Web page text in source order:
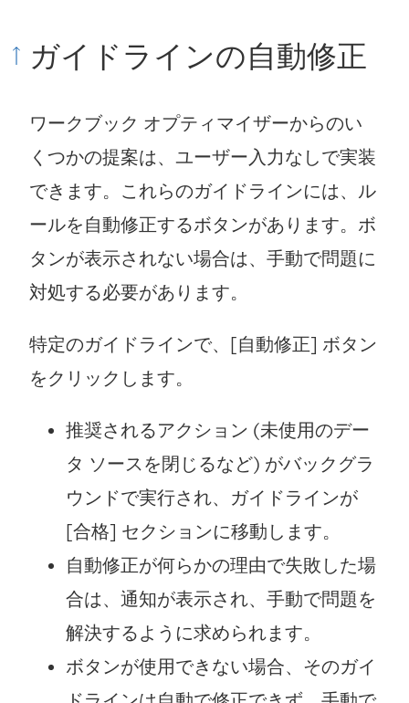
ガイドラインの自動修正
ワークブック オプティマイザーからのい
くつかの提案は、ユーザー入力なしで実装
できます。これらのガイドラインには、ル
ールを自動修正するボタンがあります。ボ
タンが表示されない場合は、手動で問題に
対処する必要があります。
特定のガイドラインで、[自動修正] ボタン
をクリックします。
推奨されるアクション (未使用のデー
タ ソースを閉じるなど) がバックグラ
ウンドで実行され、ガイドラインが
[合格] セクションに移動します。
自動修正が何らかの理由で失敗した場
合は、通知が表示され、手動で問題を
解決するように求められます。
ボタンが使用できない場合、そのガイ